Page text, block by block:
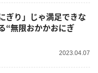
ぎり」じゃ満足できな
“無限おかかおにぎ
2023.04.07